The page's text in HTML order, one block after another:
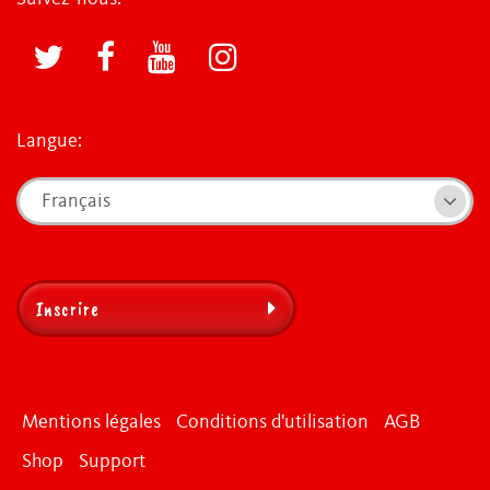
Langue:
Français
Inscrire
Mentions légales Conditions d'utilisation
AGB
Shop
Support